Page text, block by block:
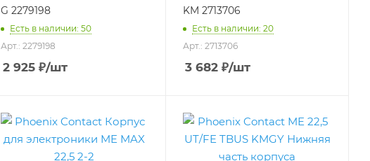
G 2279198
Есть в наличии: 50
Арт.: 2279198
2 925₽/шт
KM 2713706
Есть в наличии: 20
Арт.: 2713706
3 682 ₽/шт